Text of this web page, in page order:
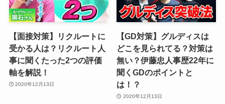
【面接対策】リクルートに
受かる人は？リクルート人
事に聞くたった2つの評価
軸を解説！
2020年12月13日
【GD対策】グルディスは
どこを見られてる？対策は
無い？伊藤忠人事歴22年に
聞くGDのポイントと
は！？
2020年12月13日